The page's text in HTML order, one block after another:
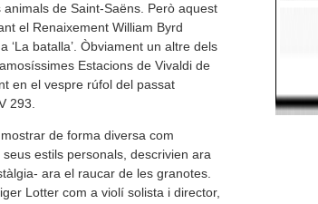
de Saint-Saëns. Però aquest
el Renaixement William Byrd
‘La batalla’. Òbviament un altre dels
Estacions de Vivaldi de
en el vespre rúfol del passat
293.
de forma diversa com
estils personals, descrivien ara
ara el raucar de les granotes.
Lotter com a violí solista i director,